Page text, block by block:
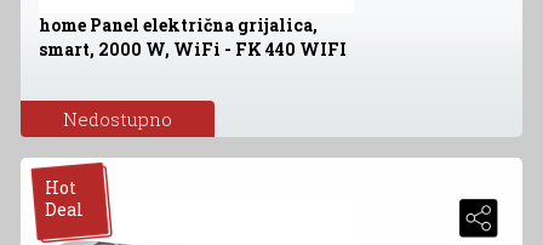
home Panel električna grijalica,
smart, 2000 W, WiFi - FK 440 WIFI
Nedostupno
Hot
Deal